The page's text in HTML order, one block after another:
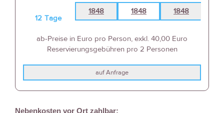
12 Tage
1848 1848 1848
ab-Preise in Euro pro Person, exkl. 40,00 Euro
Reservierungsgebühren pro 2 Personen
auf Anfrage
Nebenkosten vor Ort zahlbar: